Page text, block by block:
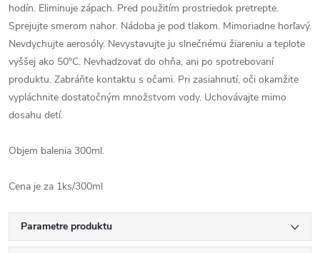
hodín. Eliminuje zápach. Pred použitím prostriedok pretrepte.
Sprejujte smerom nahor. Nádoba je pod tlakom. Mimoriadne horľavý.
Nevdychujte aerosóly. Nevystavujte ju slnečnému žiareniu a teplote
vyššej ako 50°C. Nevhadzovať do ohňa, ani po spotrebovaní
produktu. Zabráňte kontaktu s očami. Pri zasiahnutí, oči okamžite
vypláchnite dostatočným množstvom vody. Uchovávajte mimo
dosahu detí.
Objem balenia 300ml.
Cena je za 1ks/300ml
Parametre produktu